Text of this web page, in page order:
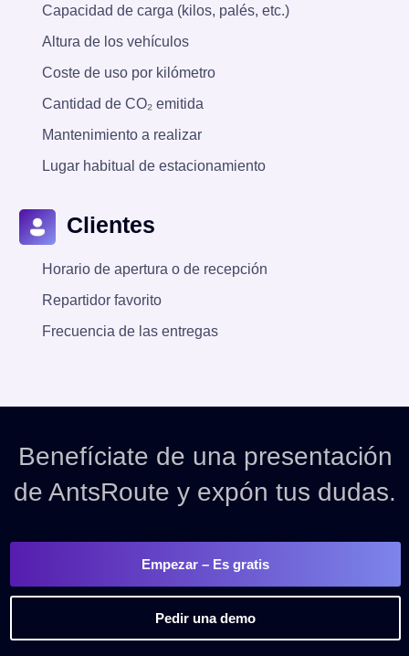
Capacidad de carga (kilos, palés, etc.)
Altura de los vehículos
Coste de uso por kilómetro
Cantidad de CO₂ emitida
Mantenimiento a realizar
Lugar habitual de estacionamiento
Clientes
Horario de apertura o de recepción
Repartidor favorito
Frecuencia de las entregas
Benefíciate de una presentación
de AntsRoute y expón tus dudas.
Empezar– Es gratis
Pedir una demo